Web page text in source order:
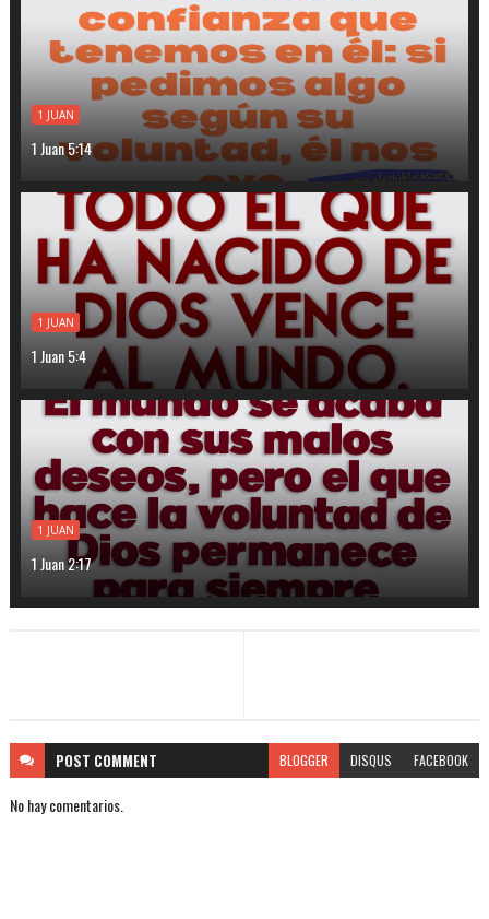
1 JUAN
1 Juan 5:14
1 JUAN
1 Juan 5:4
1 JUAN
1 Juan 2:17
POST COMMENT BLOGGER DISQUS FACEBOOK
No hay comentarios.